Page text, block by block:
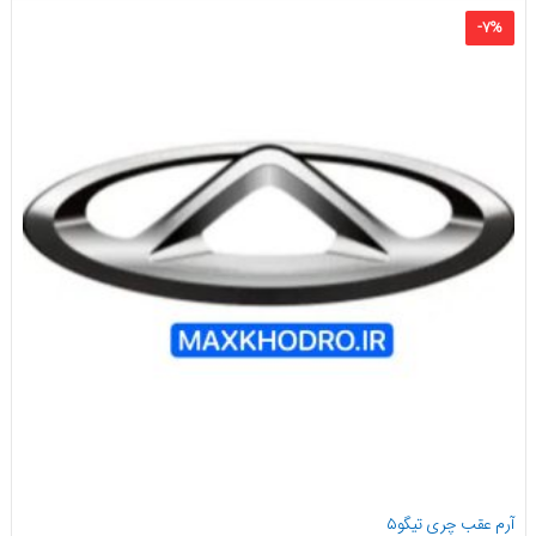
-۷%
آرم عقب چری تیگو۵